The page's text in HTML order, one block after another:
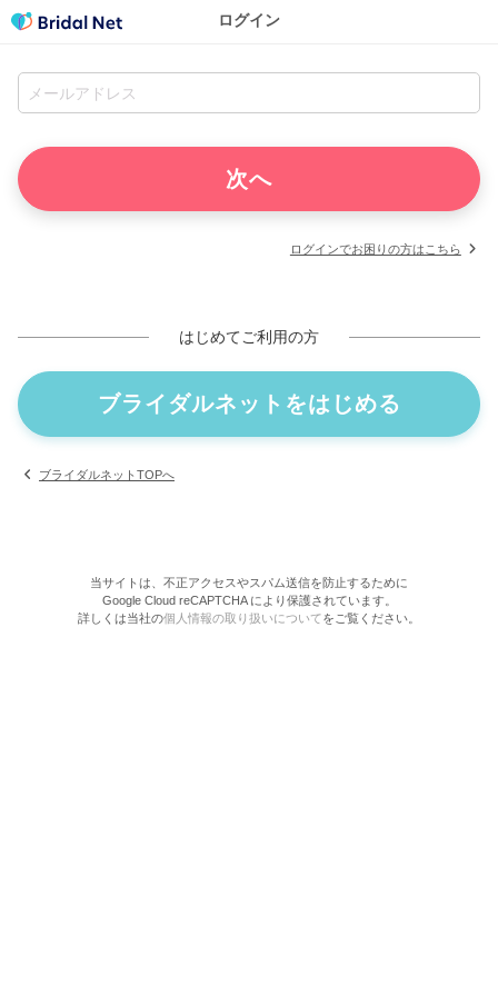
ログイン
ログインでお困りの方はこちら
はじめてご利用の方
ブライダルネットをはじめる
ブライダルネットTOPへ
当サイトは、不正アクセスやスパム送信を防止するために
Google Cloud reCAPTCHA により保護されています。
詳しくは当社の個人情報の取り扱いについてをご覧ください。